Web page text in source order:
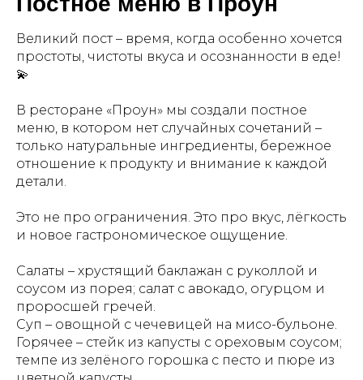
Великий пост – время, когда особенно хочется
простоты, чистоты вкуса и осознанности в еде!
💫
В ресторане «Проун» мы создали постное
меню, в котором нет случайных сочетаний –
только натуральные ингредиенты, бережное
отношение к продукту и внимание к каждой
детали.
Это не про ограничения. Это про вкус, лёгкость
и новое гастрономическое ощущение.
Салаты – хрустящий баклажан с руколлой и
соусом из порея; салат с авокадо, огурцом и
проросшей гречей.
Суп – овощной с чечевицей на мисо-бульоне.
Горячее – стейк из капусты с ореховым соусом;
темпе из зелёного горошка с песто и пюре из